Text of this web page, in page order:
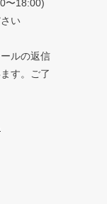
〜18:00)
い
ルの返信
す。ご了